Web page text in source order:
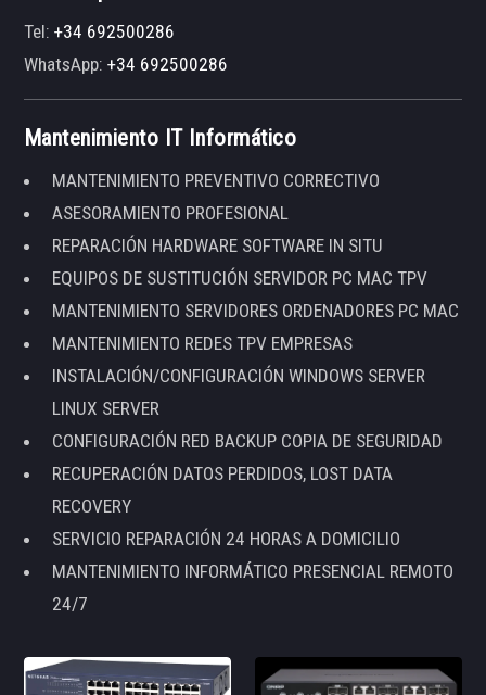
Tel:+34 692500286
WhatsApp:+34 692500286
Mantenimiento IT Informático
MANTENIMIENTO PREVENTIVO CORRECTIVO
ASESORAMIENTO PROFESIONAL
REPARACIÓN HARDWARE SOFTWARE IN SITU
EQUIPOS DE SUSTITUCIÓN SERVIDOR PC MAC TPV
MANTENIMIENTO SERVIDORES ORDENADORES PC MAC
MANTENIMIENTO REDES TPV EMPRESAS
INSTALACIÓN/CONFIGURACIÓN WINDOWS SERVER
LINUX SERVER
CONFIGURACIÓN RED BACKUP COPIA DE SEGURIDAD
RECUPERACIÓN DATOS PERDIDOS, LOST DATA
RECOVERY
SERVICIO REPARACIÓN 24 HORAS A DOMICILIO
MANTENIMIENTO INFORMÁTICO PRESENCIAL REMOTO
24/7